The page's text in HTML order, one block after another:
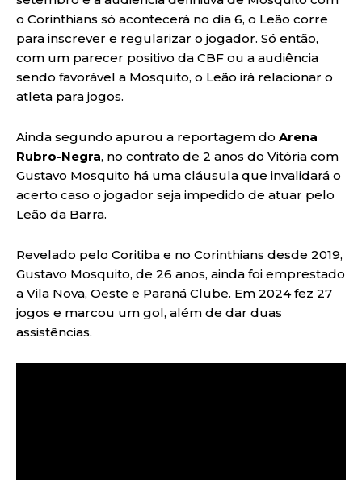
o Corinthians só acontecerá no dia 6, o Leão corre
para inscrever e regularizar o jogador. Só então,
com um parecer positivo da CBF ou a audiência
sendo favorável a Mosquito, o Leão irá relacionar o
atleta para jogos.
Ainda segundo apurou a reportagem do Arena
Rubro-Negra, no contrato de 2 anos do Vitória com
Gustavo Mosquito há uma cláusula que invalidará o
acerto caso o jogador seja impedido de atuar pelo
Leão da Barra.
Revelado pelo Coritiba e no Corinthians desde 2019,
Gustavo Mosquito, de 26 anos, ainda foi emprestado
a Vila Nova, Oeste e Paraná Clube. Em 2024 fez 27
jogos e marcou um gol, além de dar duas
assistências.